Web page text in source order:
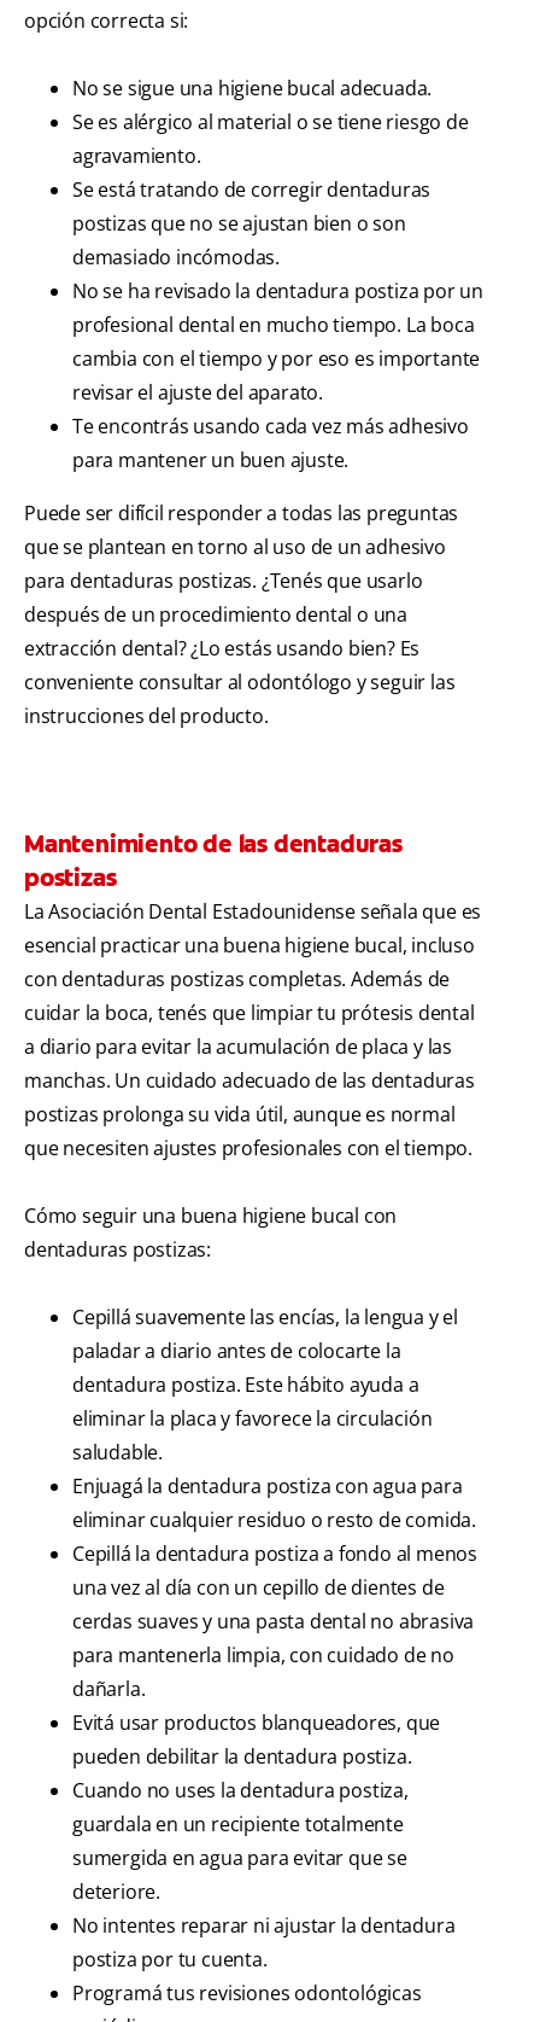
opción correcta si:
No se sigue una higiene bucal adecuada.
Se es alérgico al material o se tiene riesgo de
agravamiento.
Se está tratando de corregir dentaduras
postizas que no se ajustan bien o son
demasiado incómodas.
No se ha revisado la dentadura postiza por un
profesional dental en mucho tiempo. La boca
cambia con el tiempo y por eso es importante
revisar el ajuste del aparato.
Te encontrás usando cada vez más adhesivo
para mantener un buen ajuste.
Puede ser difícil responder a todas las preguntas
que se plantean en torno al uso de un adhesivo
para dentaduras postizas. ¿Tenés que usarlo
después de un procedimiento dental o una
extracción dental? ¿Lo estás usando bien? Es
conveniente consultar al odontólogo y seguir las
instrucciones del producto.
Mantenimiento de las dentaduras
postizas
La Asociación Dental Estadounidense señala que es
esencial practicar una buena higiene bucal, incluso
con dentaduras postizas completas. Además de
cuidar la boca, tenés que limpiar tu prótesis dental
a diario para evitar la acumulación de placa y las
manchas. Un cuidado adecuado de las dentaduras
postizas prolonga su vida útil, aunque es normal
que necesiten ajustes profesionales con el tiempo.
Cómo seguir una buena higiene bucal con
dentaduras postizas:
Cepillá suavemente las encías, la lengua y el
paladar a diario antes de colocarte la
dentadura postiza. Este hábito ayuda a
eliminar la placa y favorece la circulación
saludable.
Enjuagá la dentadura postiza con agua para
eliminar cualquier residuo o resto de comida.
Cepillá la dentadura postiza a fondo al menos
una vez al día con un cepillo de dientes de
cerdas suaves y una pasta dental no abrasiva
para mantenerla limpia, con cuidado de no
dañarla.
Evitá usar productos blanqueadores, que
pueden debilitar la dentadura postiza.
Cuando no uses la dentadura postiza,
guardala en un recipiente totalmente
sumergida en agua para evitar que se
deteriore.
No intentes reparar ni ajustar la dentadura
postiza por tu cuenta.
Programá tus revisiones odontológicas